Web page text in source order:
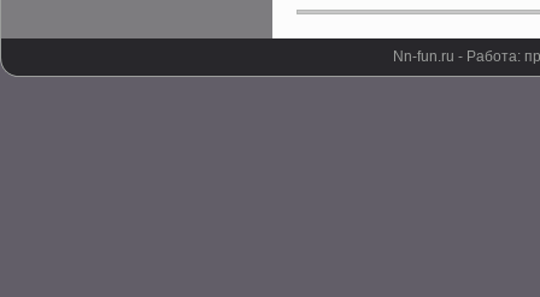
Nn-fun.ru - Работа: